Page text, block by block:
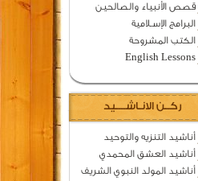
قصص الأنبياء والصالحين
البرامج الإسـلامية
الكتب المشروحة
English Lessons
ركــن الانـاشــــيد
أناشيد التنزيه والتوحيد
أناشيد العشق المحمدي
أناشيد المولد النبوي الشريف